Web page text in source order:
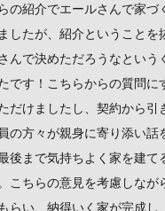
の紹介でエールさんで家づ
したが、紹介ということを
んで決めただろうなという
です！こちらからの質問に
だけましたし、契約から引
の方々が親身に寄り添い話
後まで気持ちよく家を建て
こちらの意見を考慮しなが
らい、納得いく家が完成し